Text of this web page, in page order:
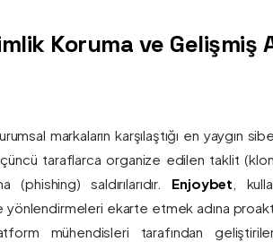
Koruma ve Gelişmiş
markaların karşılaştığı en yaygın
taraflarca organize edilen taklit
(phishing) saldırılarıdır. Enjoybet ,
yönlendirmeleri ekarte etmek adına
mühendisleri tarafından